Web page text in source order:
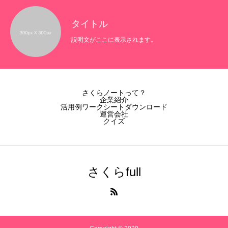
タイトル
説明文がここに表示されます。
さくらノートって？
企業紹介
活用例ワークシートダウンロード
運営会社
クイズ
さくらfull